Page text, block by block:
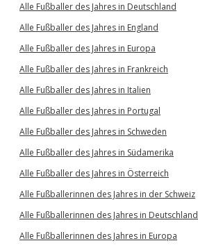
Alle Fußballer des Jahres in Deutschland
Alle Fußballer des Jahres in England
Alle Fußballer des Jahres in Europa
Alle Fußballer des Jahres in Frankreich
Alle Fußballer des Jahres in Italien
Alle Fußballer des Jahres in Portugal
Alle Fußballer des Jahres in Schweden
Alle Fußballer des Jahres in Südamerika
Alle Fußballer des Jahres in Österreich
Alle Fußballerinnen des Jahres in der Schweiz
Alle Fußballerinnen des Jahres in Deutschland
Alle Fußballerinnen des Jahres in Europa